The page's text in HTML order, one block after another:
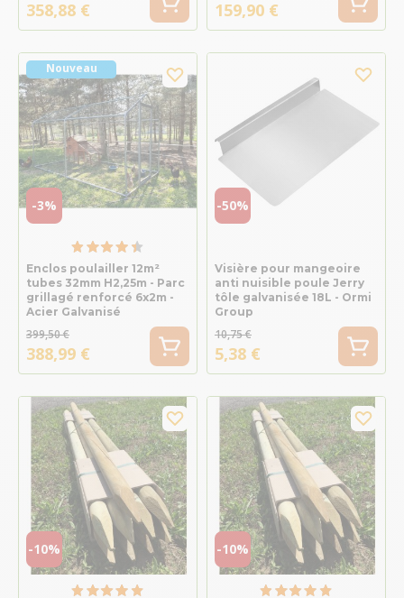
358,88 € 159,90 €
-3%
Nouveau
Enclos poulailler 12m²
tubes 32mm H2,25m - Parc
grillagé renforcé 6x2m -
Acier Galvanisé
399,50 €
388,99 €
-50%
Visière pour mangeoire
anti nuisible poule Jerry
tôle galvanisée 18L - Ormi
Group
10,75 €
5,38 €
-10% -10%